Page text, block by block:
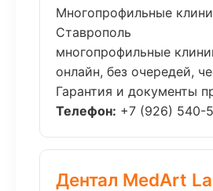
Многопрофильные
Ставрополь
многопрофильные
онлайн, без очередей,
Гарантия и документы
Телефон: +7 (926) 540-
Дентал MedArt